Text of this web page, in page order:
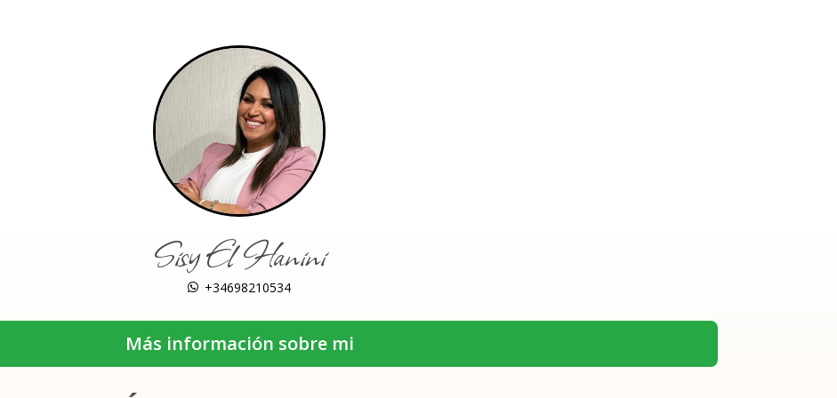
Sisy El Hanini
+34698210534
Más información sobre mi